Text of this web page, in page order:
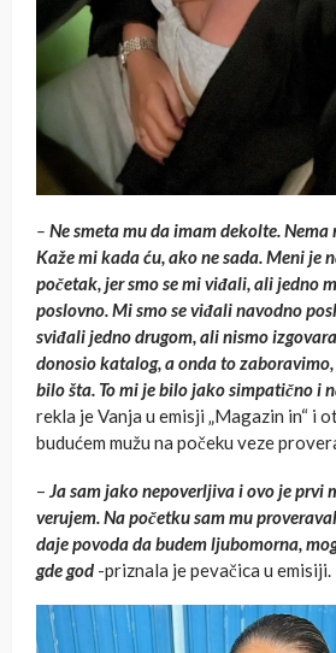
– Ne smeta mu da imam dekolte.
Kaže mi kada ću, ako ne sada. Meni je
početak, jer smo se mi viđali, ali jedno
poslovno. Mi smo se viđali navodno
sviđali jedno drugom, ali nismo
donosio katalog, a onda to
bilo šta. To mi je bilo jako simpatično i
rekla je Vanja u emisji „Magazin in“ i
budućem mužu na počeku veze
– Ja sam jako nepoverljiva i ovo je prvi
verujem. Na početku sam mu
daje povoda da budem ljubomorna,
gde god -priznala je pevačica u emisiji.